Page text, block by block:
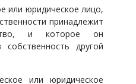
или юридическое лицо,
принадлежит
и которое он
другой
или юридическое